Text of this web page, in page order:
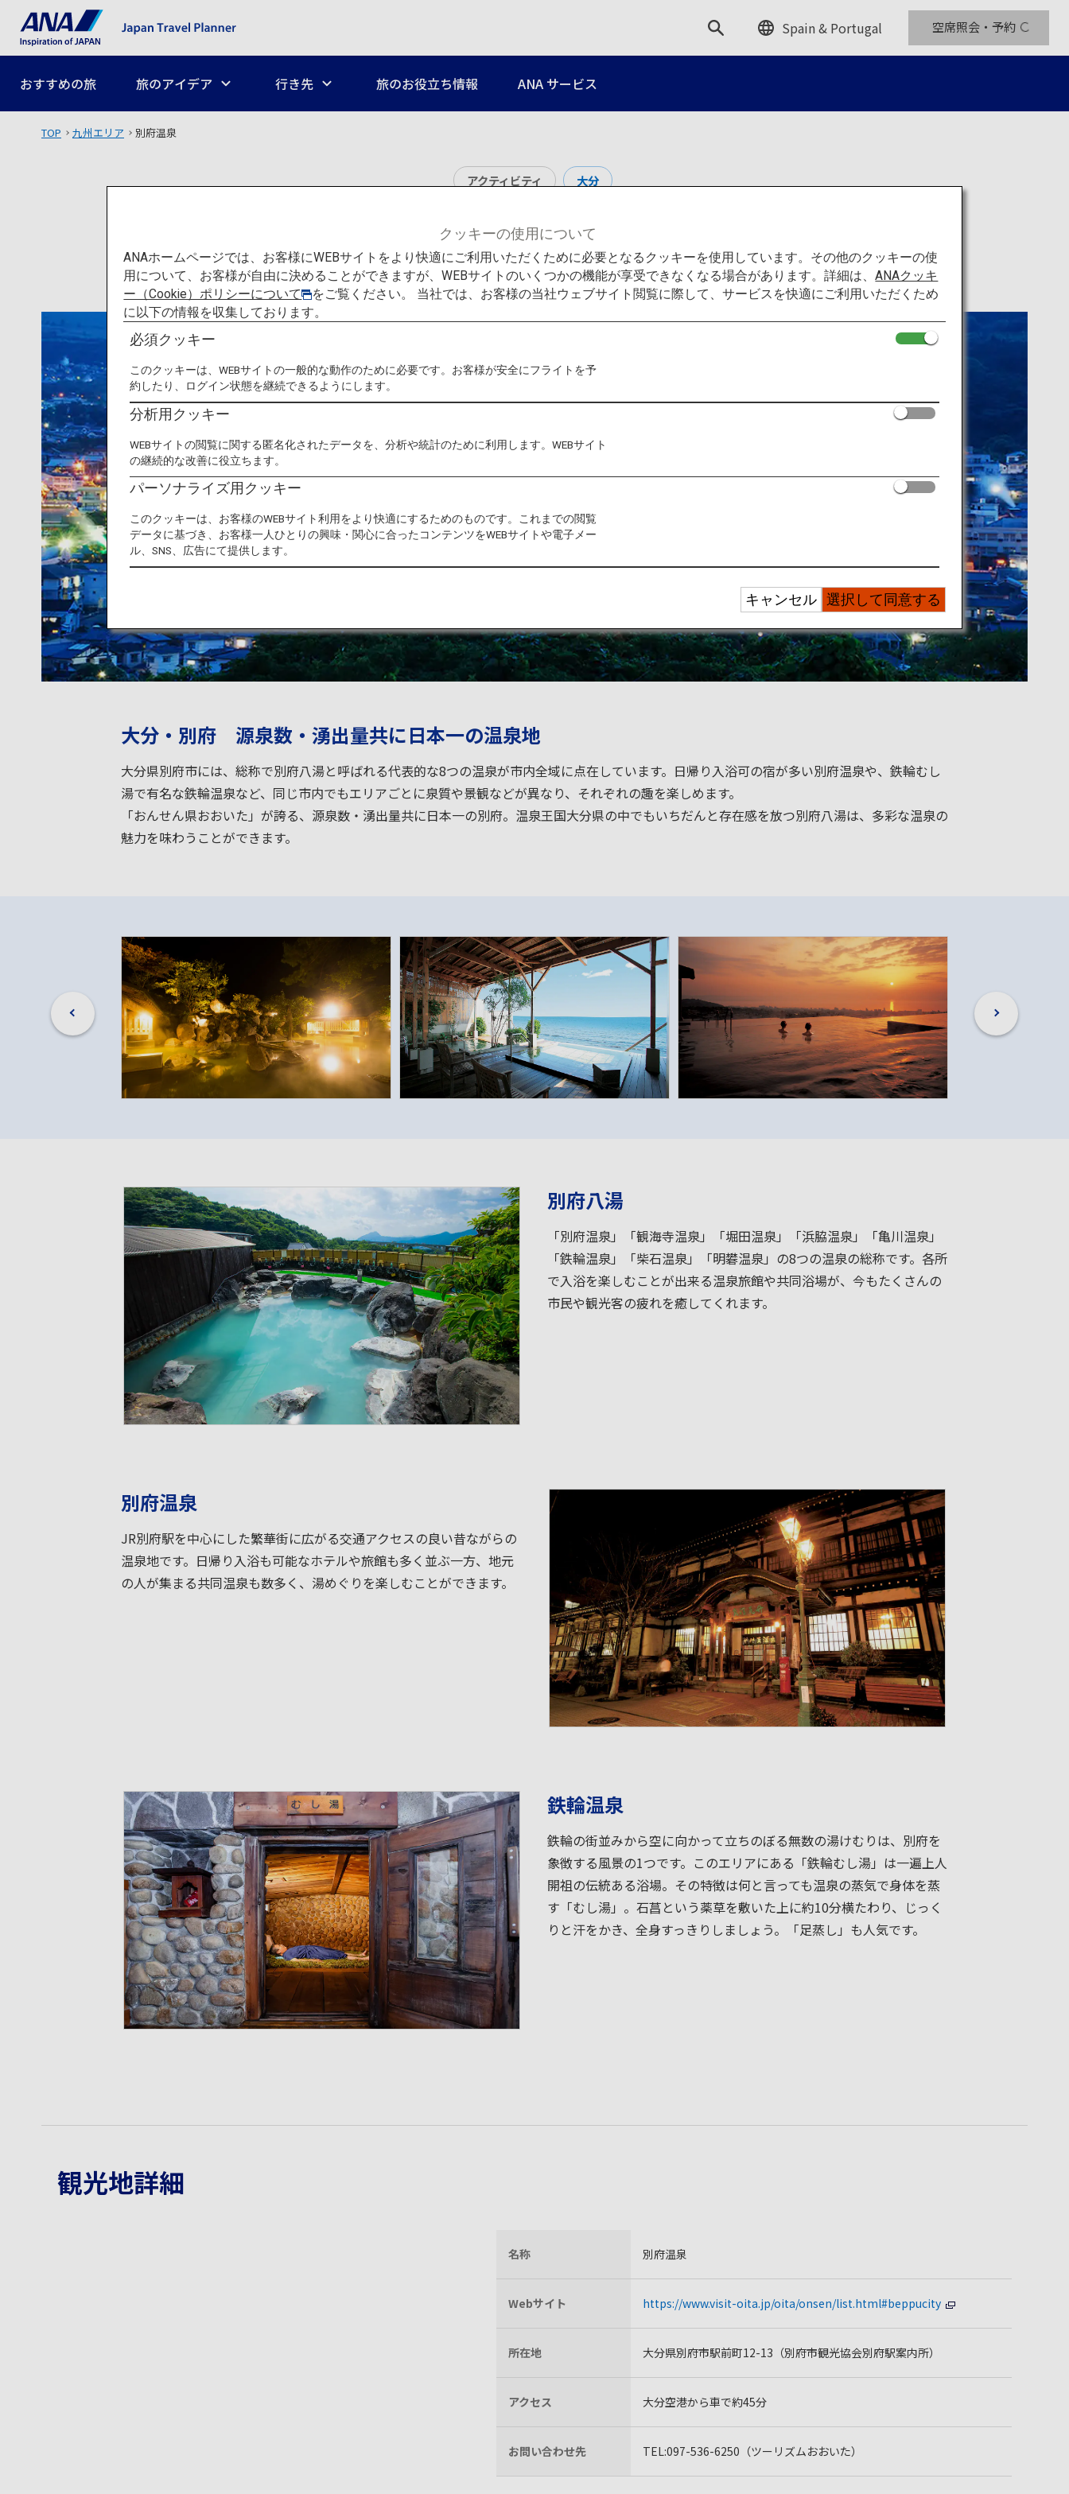
Spain & Portugal 空席照会・予約
おすすめの旅 旅のアイデア 行き先 旅のお役立ち情報 ANA サービス
TOP 九州エリア 別府温泉
アクティビティ 大分
別府温泉
大分・別府 源泉数・湧出量共に日本一の温泉地
大分県別府市には、総称で別府八湯と呼ばれる代表的な8つの温泉が市内全域に点在しています。日帰り入浴可の宿が多い別府温泉や、鉄輪むし
湯で有名な鉄輪温泉など、同じ市内でもエリアごとに泉質や景観などが異なり、それぞれの趣を楽しめます。
「おんせん県おおいた」が誇る、源泉数・湧出量共に日本一の別府。温泉王国大分県の中でもいちだんと存在感を放つ別府八湯は、多彩な温泉の
魅力を味わうことができます。
別府八湯
「別府温泉」「観海寺温泉」「堀田温泉」「浜脇温泉」「亀川温泉」
「鉄輪温泉」「柴石温泉」「明礬温泉」の8つの温泉の総称です。各所
で入浴を楽しむことが出来る温泉旅館や共同浴場が、今もたくさんの
市民や観光客の疲れを癒してくれます。
別府温泉
JR別府駅を中心にした繁華街に広がる交通アクセスの良い昔ながらの
温泉地です。日帰り入浴も可能なホテルや旅館も多く並ぶ一方、地元
の人が集まる共同温泉も数多く、湯めぐりを楽しむことができます。
鉄輪温泉
鉄輪の街並みから空に向かって立ちのぼる無数の湯けむりは、別府を
象徴する風景の1つです。このエリアにある「鉄輪むし湯」は一遍上人
開祖の伝統ある浴場。その特徴は何と言っても温泉の蒸気で身体を蒸
す「むし湯」。石菖という薬草を敷いた上に約10分横たわり、じっく
りと汗をかき、全身すっきりしましょう。「足蒸し」も人気です。
観光地詳細
名称 別府温泉
Webサイト https://www.visit-oita.jp/oita/onsen/list.html#beppucity
所在地 大分県別府市駅前町12-13（別府市観光協会別府駅案内所）
アクセス 大分空港から車で約45分
お問い合わせ先 TEL:097-536-6250（ツーリズムおおいた）
クッキーの使用について
ANAホームページでは、お客様にWEBサイトをより快適にご利用いただくために必要となるクッキーを使用しています。その他のクッキーの使
用について、お客様が自由に決めることができますが、WEBサイトのいくつかの機能が享受できなくなる場合があります。詳細は、ANAクッキ
ー（Cookie）ポリシーについて
をご覧ください。 当社では、お客様の当社ウェブサイト閲覧に際して、サービスを快適にご利用いただくため
に以下の情報を収集しております。
必須クッキー
このクッキーは、WEBサイトの一般的な動作のために必要です。お客様が安全にフライトを予
約したり、ログイン状態を継続できるようにします。
分析用クッキー
WEBサイトの閲覧に関する匿名化されたデータを、分析や統計のために利用します。WEBサイト
の継続的な改善に役立ちます。
パーソナライズ用クッキー
このクッキーは、お客様のWEBサイト利用をより快適にするためのものです。これまでの閲覧
データに基づき、お客様一人ひとりの興味・関心に合ったコンテンツをWEBサイトや電子メー
ル、SNS、広告にて提供します。
選択して同意する
キャンセル